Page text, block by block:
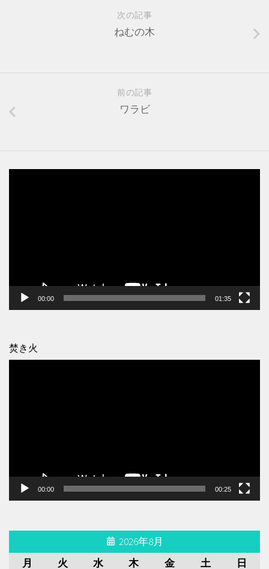
次の記事
ねむの木
前の記事
ワラビ
00:00 01:35
焚き火
00:00 00:25
2026年8月
月
火 水 木 金 土 日